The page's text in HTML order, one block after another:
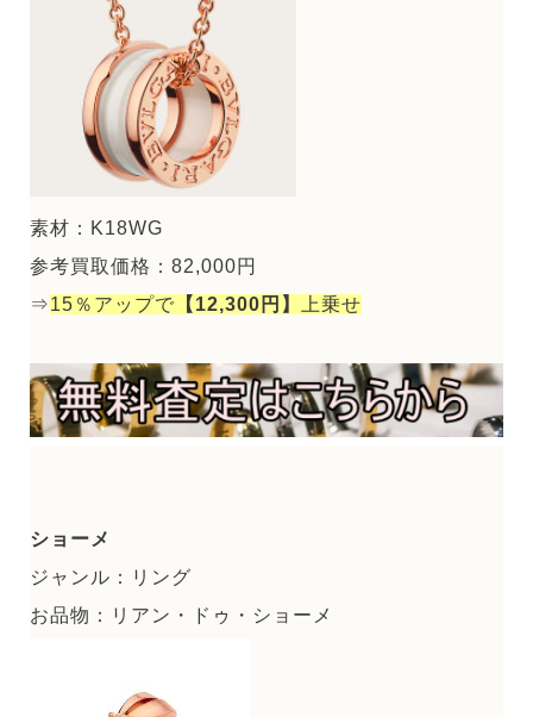
素材：K18WG
参考買取価格：82,000円
⇒15％アップで 【12,300円】 上乗せ
ショーメ
ジャンル：リング
お品物：リアン・ドゥ・ショーメ